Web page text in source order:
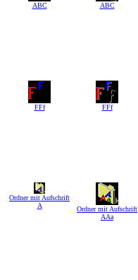
ABC ABC
FFf FFf
Ordner mit Aufschrift
A
Ordner mit Aufschrift
AAa